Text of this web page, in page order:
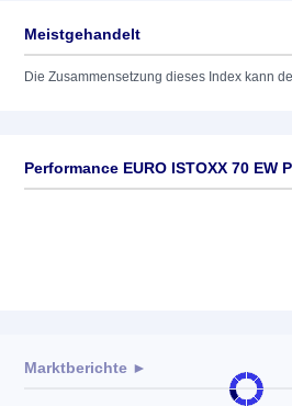
Meistgehandelt
Die Zusammensetzung dieses Index kann
Performance EURO ISTOXX 70 EW
Marktberichte ►